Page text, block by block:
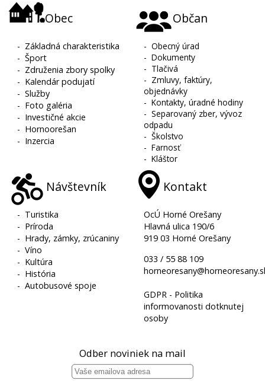
Obec
- Základná charakteristika
-Šport
- Združenia zbory spolky
- Kalendár podujatí
-Služby
- Foto galéria
- Investičné akcie
- Hornoorešan
- Inzercia
Občan
-Obecný úrad
-Dokumenty
- Tlačivá
- Zmluvy, faktúry,
objednávky
-Kontakty, úradné hodiny
-Separovaný zber, vývoz
odpadu
-Školstvo
-Farnosť
-Kláštor
Návštevník
- Turistika
- Príroda
- Hrady, zámky, zrúcaniny
-Víno
- Kultúra
- História
-Autobusové spoje
Kontakt
OcÚ Horné Orešany
Hlavná ulica 190/6
919 03 Horné Orešany
033 / 55 88 109
GDPR - Politika
informovanosti dotknutej
osoby
Odber noviniek na mail